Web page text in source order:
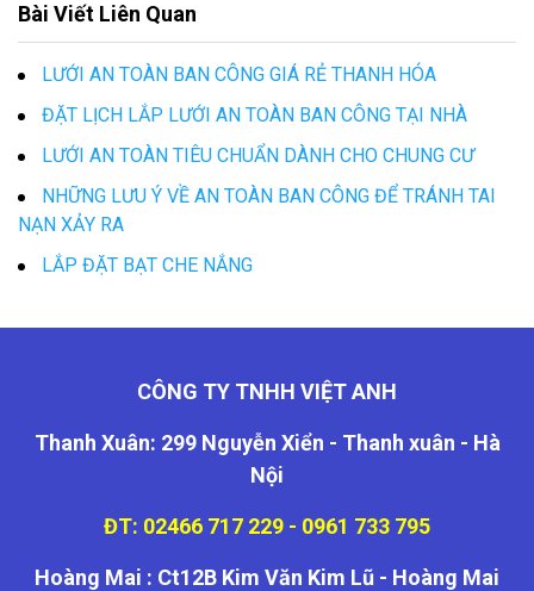
Bài Viết Liên Quan
LƯỚI AN TOÀN BAN CÔNG GIÁ RẺ THANH HÓA
ĐẶT LỊCH LẮP LƯỚI AN TOÀN BAN CÔNG TẠI NHÀ
LƯỚI AN TOÀN TIÊU CHUẨN DÀNH CHO CHUNG CƯ
NHỮNG LƯU Ý VỀ AN TOÀN BAN CÔNG ĐỂ TRÁNH TAI
NẠN XẢY RA
LẮP ĐẶT BẠT CHE NẮNG
CÔNG TY TNHH VIỆT ANH
Thanh Xuân: 299 Nguyễn Xiển - Thanh xuân - Hà
Nội
ĐT: 02466 717 229 - 0961 733 795
Hoàng Mai : Ct12B Kim Văn Kim Lũ - Hoàng Mai